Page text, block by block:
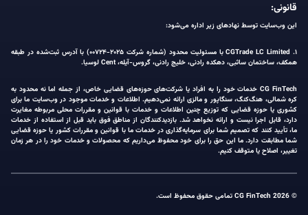
قانونی:
این وب‌سایت توسط نهادهای زیر اداره می‌شود:
۱. CGTrade LC Limited با مسئولیت محدود (شماره شرکت ۲۰۲۵-۰۰۷۲۴) با آدرس ثبت‌شده در طبقه
همکف، ساختمان ساثبی، دهکده رادنی، خلیج رادنی، گروس-آیله، Cent لوسیا.
CG FinTech خدمات خود را به افراد یا شرکت‌های حوزه‌های قضایی خاص، از جمله اما نه محدود به
کره شمالی، هنگ‌کنگ، سنگاپور و مالزی ارائه نمی‌دهیم. اطلاعات و خدمات موجود در وب‌سایت ما برای
کشوری یا حوزه قضایی که توزیع چنین اطلاعات و خدمات با قوانین و مقررات محلی مربوطه مغایرت
دارد، قابل اجرا نیست و ارائه نخواهد شد. بازدیدکنندگان از مناطق فوق باید قبل از استفاده از خدمات
ما، تأیید کنند که تصمیم شما برای سرمایه‌گذاری در خدمات ما با قوانین و مقررات کشور یا حوزه قضایی
شما مطابقت دارد. ما این حق را برای خود محفوظ می‌داریم که محصولات و خدمات خود را در هر زمان
تغییر، اصلاح یا متوقف کنیم.
© 2026 CG FinTech تمامی حقوق محفوظ است.